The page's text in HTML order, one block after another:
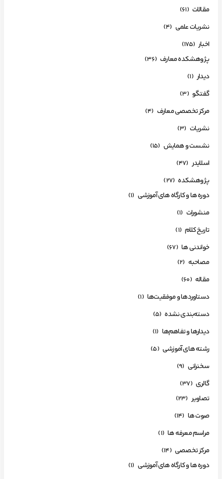
مقالات (61)
نشریات علمی (4)
اخبار (175)
پژوهشکده معارف (36)
دیدار (1)
گفتگو (3)
مرکز تخصصی معارف (4)
نشریات (3)
نشست و همایش (15)
اسلایدر (47)
پژوهشکده (27)
دوره ها و کارگاه های آموزشی (1)
منشورات (1)
تاریخ کلام (1)
خواندنی ها (67)
مصاحبه (2)
مقاله (60)
دستاوردها و موفقیت‌ها (1)
دسته‌بندی نشده (5)
دیدارها و تفاهم‌ها (1)
رشته های آموزشی (5)
سخنرانی (9)
گالری (37)
تصاویر (23)
صوت ها (14)
مراسم معرفه ها (1)
مرکز تخصصی (14)
دوره ها و کارگاه های آموزشی (1)